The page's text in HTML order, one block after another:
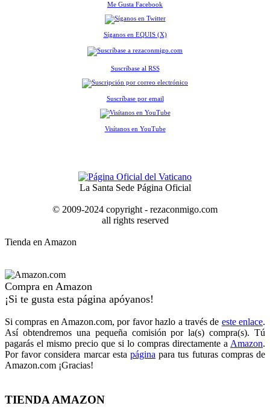
Me Gusta Facebook
Síganos en EQUIS (X)
Suscríbase al RSS
Suscríbase por email
Visítanos en YouTube
La Santa Sede Página Oficial
© 2009-2024 copyright - rezaconmigo.com
all rights reserved
Tienda en Amazon
Compra en Amazon
¡Si te gusta esta página apóyanos!
Si compras en Amazon.com, por favor hazlo a través de este enlace.
Así obtendremos una pequeña comisión por la(s) compra(s). Tú
pagarás el mismo precio que si lo compras directamente a Amazon.
Por favor considera marcar esta página para tus futuras compras de
Amazon.com ¡Gracias!
TIENDA AMAZON